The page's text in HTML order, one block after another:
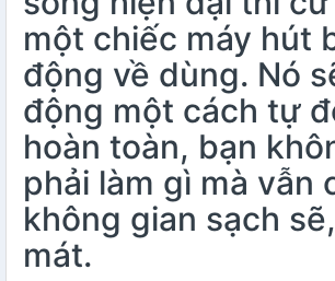
một chiếc máy hút
động về dùng. Nó
động một cách tự
hoàn toàn, bạn
phải làm gì mà vẫn
không gian sạch
mát.